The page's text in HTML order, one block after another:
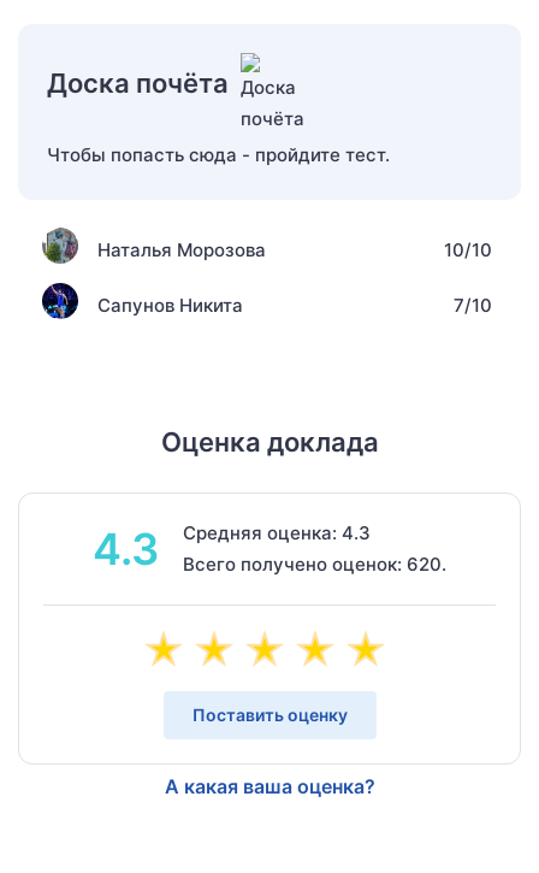
Доска почёта
Чтобы попасть сюда - пройдите тест.
Наталья Морозова 10/10
Сапунов Никита 7/10
Оценка доклада
4.3
Средняя оценка: 4.3
Всего получено оценок: 620.
Поставить оценку
А какая ваша оценка?